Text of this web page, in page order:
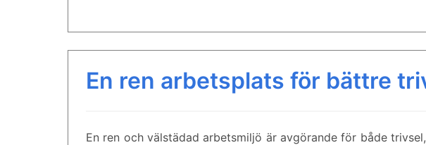
En ren arbetsplats för bättre
En ren och välstädad arbetsmiljö är avgörande för både